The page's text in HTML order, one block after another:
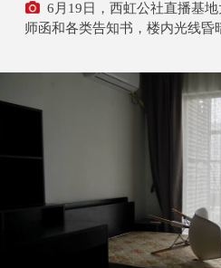
6月19日，西虹公社直播基
师函和各类告知书，楼内光线昏